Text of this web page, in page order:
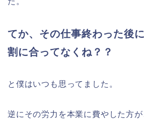
てか、その仕事終わった後
割に合ってなくね？？
と僕はいつも思ってました。
逆にその労力を本業に費やした方